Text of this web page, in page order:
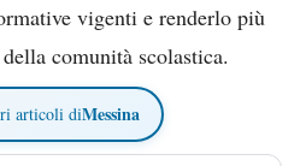
vigenti e renderlo più
comunità scolastica.
articoli diMessina